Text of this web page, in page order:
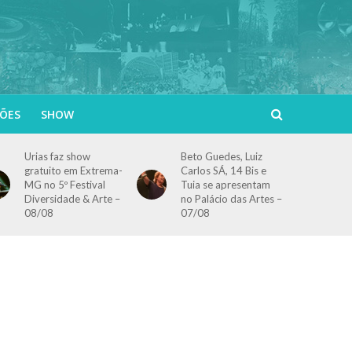
SHOW
Urias faz show
gratuito em Extrema-
MG no 5º Festival
Diversidade & Arte –
08/08
Beto Guedes, Luiz
Carlos SÁ, 14 Bis e
Tuia se apresentam
no Palácio das Artes –
07/08